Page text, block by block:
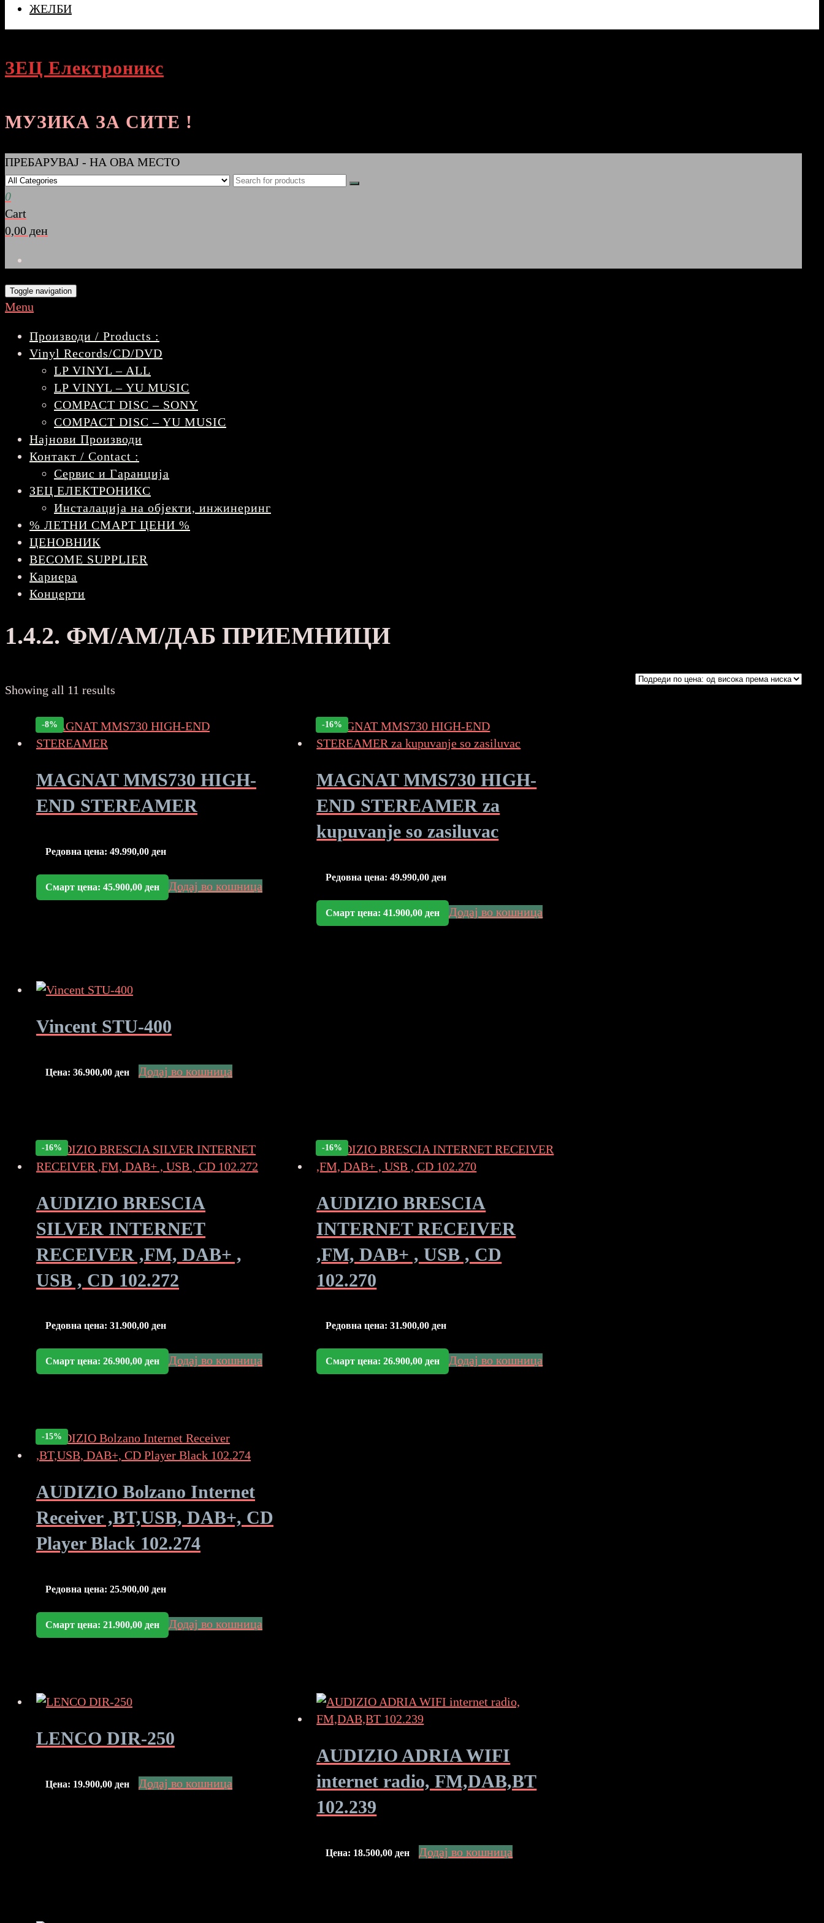
ЖЕЛБИ
ЗЕЦ Електроникс
МУЗИКА ЗА СИТЕ !
ПРЕБАРУВАЈ - НА ОВА МЕСТО
0
Cart
0,00 ден
Toggle navigation
Menu
Производи / Products :
Vinyl Records/CD/DVD
LP VINYL – ALL
LP VINYL – YU MUSIC
COMPACT DISC – SONY
COMPACT DISC – YU MUSIC
Најнови Производи
Контакт / Contact :
Сервис и Гаранција
ЗЕЦ ЕЛЕКТРОНИКС
Инсталација на објекти, инжинеринг
% ЛЕТНИ СМАРТ ЦЕНИ %
ЦЕНОВНИК
BECOME SUPPLIER
Кариера
Концерти
1.4.2. ФМ/АМ/ДАБ ПРИЕМНИЦИ
Showing all 11 results
price:
low
-8%
MAGNAT MMS730 HIGH-
END STEREAMER
Редовна цена: 49.990,00 ден
Смарт цена: 45.900,00 ден Додај во кошница
-16%
MAGNAT MMS730 HIGH-
END STEREAMER za
kupuvanje so zasiluvac
Редовна цена:49.990,00 ден
Смарт цена:41.900,00 ден Додај во кошница
Vincent STU-400
Цена: 36.900,00 ден Додај во кошница
-16%
AUDIZIO BRESCIA
SILVER INTERNET
RECEIVER ,FM, DAB+ ,
USB , CD 102.272
Редовна цена: 31.900,00 ден
Смарт цена: 26.900,00 ден Додај во кошница
-16%
AUDIZIO BRESCIA
INTERNET RECEIVER
,FM, DAB+ , USB , CD
102.270
Редовна цена:31.900,00ден
Смарт цена:26.900,00ден Додај во кошница
-15%
AUDIZIO Bolzano Internet
Receiver ,BT,USB, DAB+, CD
Player Black 102.274
Редовна цена: 25.900,00 ден
Смарт цена: 21.900,00 ден Додај во кошница
LENCO DIR-250
Цена: 19.900,00 ден Додај во кошница
AUDIZIO ADRIA WIFI
internet radio, FM,DAB,BT
102.239
Цена: 18.500,00 ден Додај во кошница